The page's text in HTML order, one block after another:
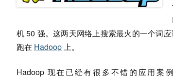
机 50 强。这两天网络上搜索最火的一个词
跑在 Hadoop上。
Hadoop 现在已经有很多不错的应用案